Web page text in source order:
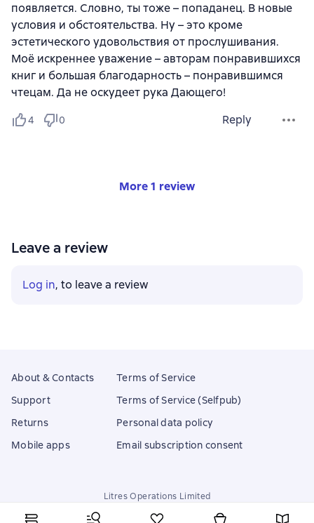
появляется. Словно, ты тоже – попаданец. В новые
условия и обстоятельства. Ну – это кроме
эстетического удовольствия от прослушивания.
Моё искреннее уважение – авторам понравившихся
книг и большая благодарность – понравившимся
чтецам. Да не оскудеет рука Дающего!
4 0 Reply
More 1 review
Leave a review
Log in, to leave a review
About & Contacts
Support
Returns
Mobile apps
Terms of Service
Terms of Service (Selfpub)
Personal data policy
Email subscription consent
Litres Operations Limited